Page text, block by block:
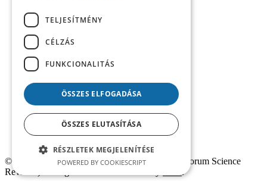
Resumé
Summary
Tanulmányok
Uncategorized @hu
© 2025 Fórum Társadalomtudományi Szemle
Forum Science
Reviews
.
TELJESÍTMÉNY
CÉLZÁS
FUNKCIONALITÁS
ÖSSZES ELFOGADÁSA
ÖSSZES ELUTASÍTÁSA
RÉSZLETEK MEGJELENÍTÉSE
POWERED BY COOKIESCRIPT